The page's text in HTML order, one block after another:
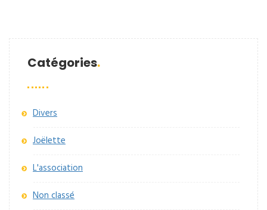
Catégories
Divers
Joëlette
L'association
Non classé